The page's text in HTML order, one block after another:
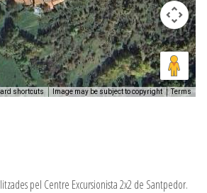
shortcuts Image may be subject to copyright Terms
pel Centre Excursionista 2x2 de Santpedor.